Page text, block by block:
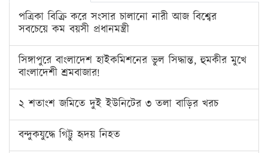
পত্রিকা বিক্রি করে সংসার চালানো নারী আজ বিশ্বের
সবচেয়ে কম বয়সী প্রধানমন্ত্রী
সিঙ্গাপুরে বাংলাদেশ হাইকমিশনের ভুল সিদ্ধান্ত, হুমকীর মুখে
বাংলাদেশী শ্রমবাজার!
২ শতাংশ জমিতে দুই ইউনিটের ৩ তলা বাড়ির খরচ
বন্দুকযুদ্ধে গিট্টু হৃদয় নিহত